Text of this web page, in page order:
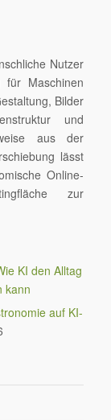
Nutzer
für Maschinen
Bilder
und
aus der
lässt
Online-
zur
KI den Alltag
kann
auf KI-